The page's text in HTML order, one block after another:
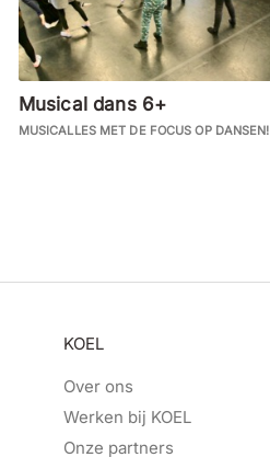
Musical dans 6+
MUSICALLES MET DE FOCUS OP DANSEN!
KOEL
Over ons
Werken bij KOEL
Onze partners